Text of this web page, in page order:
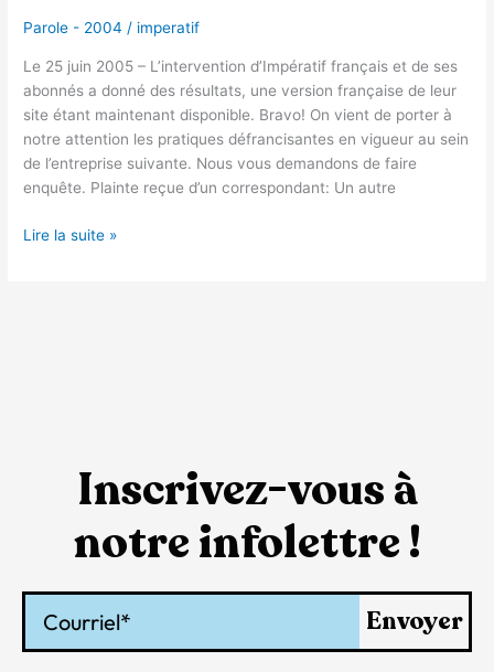
Parole - 2004 / imperatif
Le 25 juin 2005 – L’intervention d’Impératif français et de ses
abonnés a donné des résultats, une version française de leur
site étant maintenant disponible. Bravo! On vient de porter à
notre attention les pratiques défrancisantes en vigueur au sein
de l’entreprise suivante. Nous vous demandons de faire
enquête. Plainte reçue d’un correspondant: Un autre
Lire la suite »
Inscrivez-vous à
notre infolettre !
Envoyer